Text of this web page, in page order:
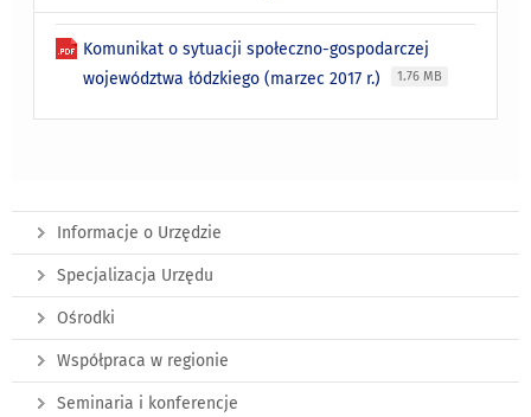
Komunikat o sytuacji społeczno-gospodarczej
województwa łódzkiego (marzec 2017 r.)
1.76 MB
Informacje o Urzędzie
Specjalizacja Urzędu
Ośrodki
Współpraca w regionie
Seminaria i konferencje